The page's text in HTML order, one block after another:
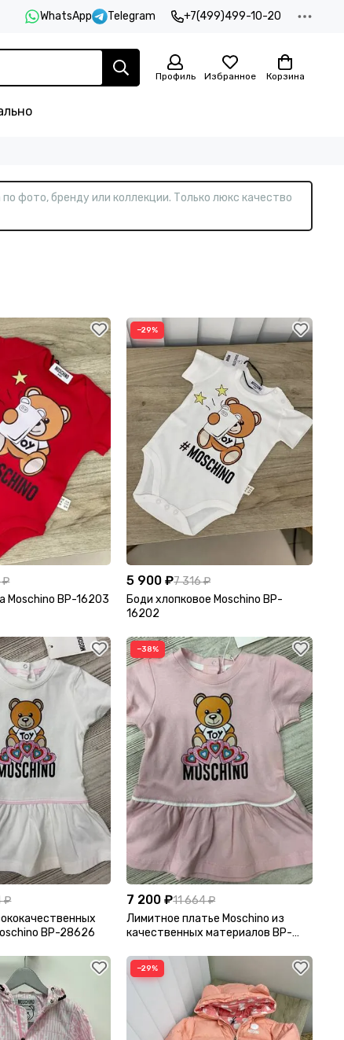
WhatsApp Telegram +7(499)499-10-20
Профиль Избранное Корзина
фото, бренду или коллекции. Только люкс качество
₽
Moschino BP-16203
−29%
5 900 ₽7 316 ₽
Боди хлопковое Moschino BP-
16202
₽
BP-28626
−38%
7 200 ₽11 664 ₽
Лимитное платье Moschino из
качественных материалов BP-
−29%